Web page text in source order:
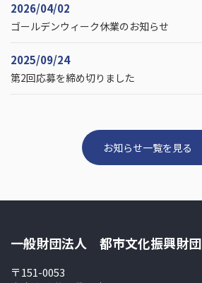
2026/04/02
ゴールデンウィーク休業のお知らせ
2025/09/24
第2回応募を締め切りました
お知らせ一覧を見る
一般財団法人 都市文化振興財団
〒151-0053